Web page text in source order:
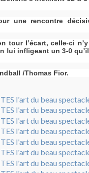
une rencontre
tour l’écart, celle-ci
lui infligeant un 3-0
/Thomas Fior.